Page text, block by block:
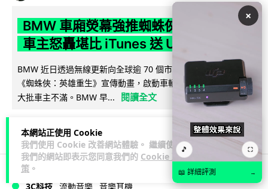
本網站正使用 Cookie
我們使用 Cookie 改善網站體驗。 繼續使用
我們的網站即表示您同意我們的 Cookie 政
策 。
BMW 車廂熒幕強推蜘蛛俠電影廣告
車主怒轟堪比 iTunes 送 U2 專輯翻版
BMW 近日透過無線更新向全球逾 70 個市場車輛中控熒幕推送
《蜘蛛俠：英雄重生》宣傳動畫，啟動車輛即彈出通知，觸發
大批車主不滿。BMW 早...
閱讀全文
3C科技 流動音樂 音樂耳機
×
🎵 ⛶
📖 詳細評測 →